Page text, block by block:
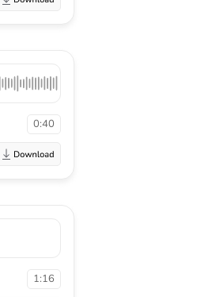
0:40
1:16